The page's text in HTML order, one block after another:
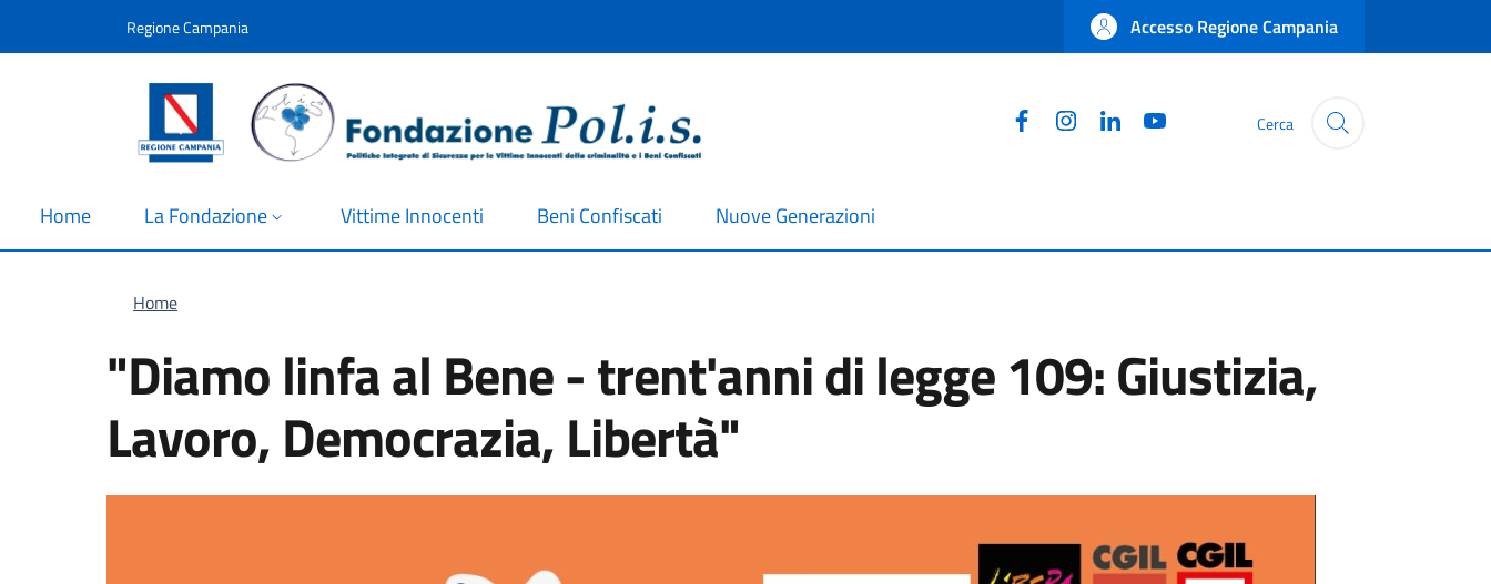
Regione Campania Accesso Regione Campania
FacebookInstagram
Linkedin Cerca
Home La Fondazione Vittime Innocenti Beni Confiscati Nuove Generazioni
Briciole di pane
Home
"Diamo linfa al Bene - trent'anni di legge 109: Giustizia,
Lavoro, Democrazia, Libertà"